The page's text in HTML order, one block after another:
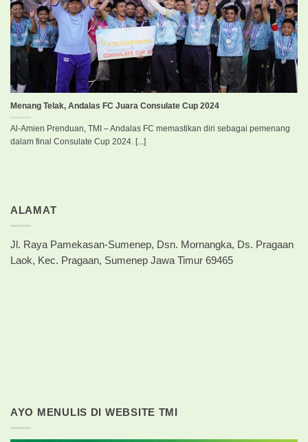
Menang Telak, Andalas FC Juara Consulate Cup 2024
Al-Amien Prenduan, TMI – Andalas FC memastikan diri sebagai pemenang
dalam final Consulate Cup 2024. [...]
ALAMAT
Jl. Raya Pamekasan-Sumenep, Dsn. Mornangka, Ds. Pragaan
Laok, Kec. Pragaan, Sumenep Jawa Timur 69465
AYO MENULIS DI WEBSITE TMI